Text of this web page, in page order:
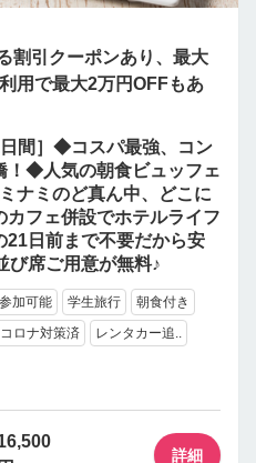
割引クーポンあり、最大
用で最大2万円OFFもあ
間］◆コスパ最強、コン
！◆人気の朝食ビュッフェ
ナミのど真ん中、どこに
フェ併設でホテルライフ
日前まで不要だから安
び席ご用意が無料♪
加可能 学生旅行
朝食付き
コロナ対策済 レンタカー追..
詳細